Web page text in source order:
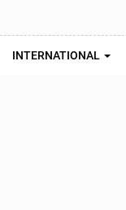
INTERNATIONAL